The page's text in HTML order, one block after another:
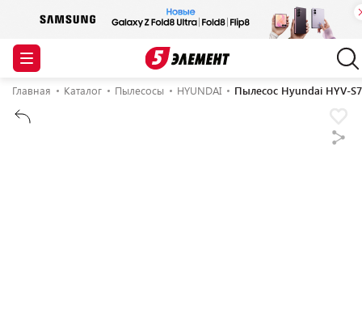
Главная Каталог Пылесосы HYUNDAI Пылесос Hyundai HYV-